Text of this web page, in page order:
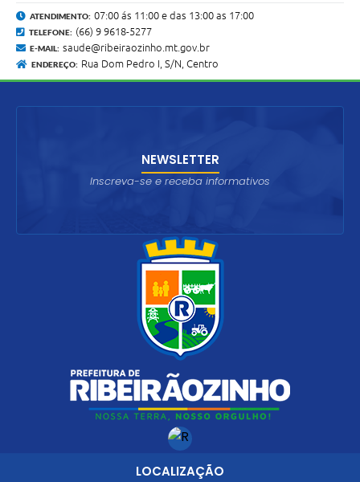
ATENDIMENTO: 07:00 ás 11:00 e das 13:00 as 17:00
TELEFONE: (66) 9 9618-5277
E-MAIL: saude@ribeiraozinho.mt.gov.br
ENDEREÇO: Rua Dom Pedro I, S/N, Centro
LOCALIZAÇÃO
NEWSLETTER
Inscreva-se e receba informativos